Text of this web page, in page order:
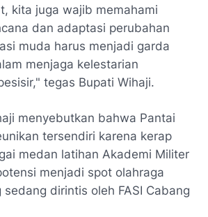
kita juga wajib memahami
dan adaptasi perubahan
muda harus menjadi garda
menjaga kelestarian
tegas Bupati Wihaji.
menyebutkan bahwa Pantai
tersendiri karena kerap
medan latihan Akademi Militer
menjadi spot olahraga
sedang dirintis oleh FASI Cabang